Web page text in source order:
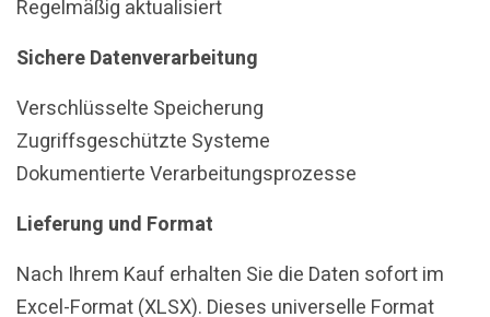
Regelmäßig aktualisiert
Sichere Datenverarbeitung
Verschlüsselte Speicherung
Zugriffsgeschützte Systeme
Dokumentierte Verarbeitungsprozesse
Lieferung und Format
Nach Ihrem Kauf erhalten Sie die Daten sofort im
Excel-Format (XLSX). Dieses universelle Format